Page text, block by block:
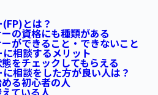
とは？
の資格にも種類がある
ができること・できないこと
相談するメリット
をチェックしてもらえる
相談をした方が良い人は？
る初心者の人
ている人